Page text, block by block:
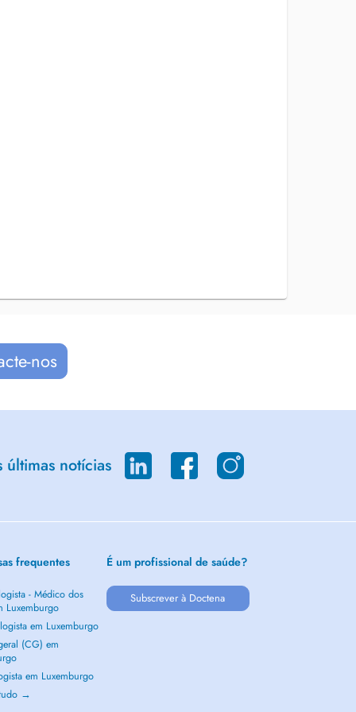
nos
últimas notícias
frequentes
- Médico dos
Luxemburgo
em Luxemburgo
(CG) em
em Luxemburgo
→
É um profissional de saúde?
Subscrever à Doctena